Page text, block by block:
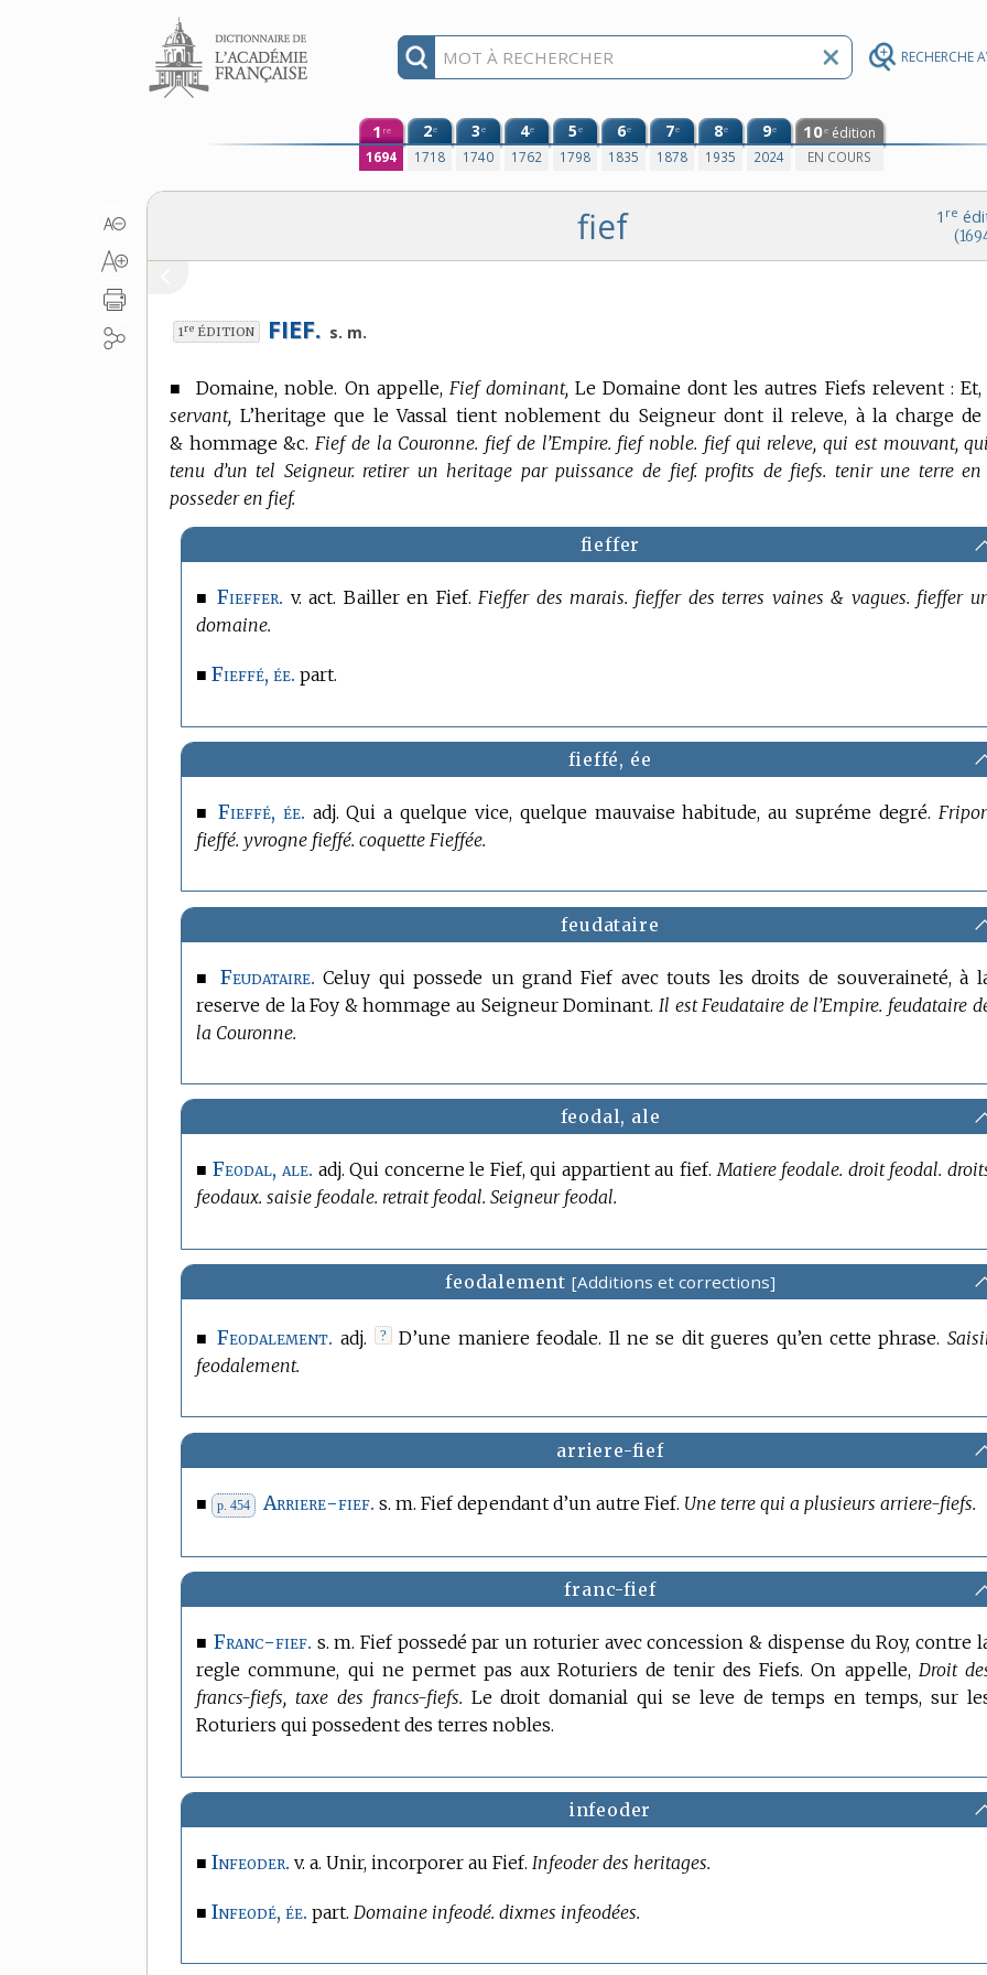
RECHERCHE
Aller au contenu
1 re
1694
2e
1718
3e
1740
4e
1762
5e
1798
6e
1835
7e
1878
8e
1935
9e
2024
10e édition
EN COURS
1 re
fief
1re ÉDITION FIEF. s. m.
■Domaine, noble. On appelle, Fief dominant, Le Domaine dont les autres Fiefs relevent : Et,
servant, L’heritage que le Vassal tient noblement du Seigneur dont il releve, à la charge
& hommage &c. Fief de la Couronne. fief de l’Empire. fief noble. fief qui releve, qui est mouvant,
tenu d’un tel Seigneur. retirer un heritage par puissance de fief. profits de fiefs. tenir une terre en
posseder en fief.
fieffer
■Fieffer. v. act. Bailler en Fief.Fieffer des marais. fieffer des terres vaines & vagues. fieffer
domaine.
■Fieffé, ée. part.
fieffé, ée
■ Fieffé, ée. adj. Qui a quelque vice, quelque mauvaise habitude, au supréme degré.
fieffé. yvrogne fieffé. coquette Fieffée.
feudataire
■ Feudataire. Celuy qui possede un grand Fief avec touts les droits de souveraineté, à
reserve de la Foy & hommage au Seigneur Dominant. Il est Feudataire de l’Empire. feudataire
la Couronne.
feodal, ale
■Feodal, ale. adj. Qui concerne le Fief, qui appartient au fief.Matiere feodale. droit feodal.
feodaux. saisie feodale. retrait feodal. Seigneur feodal.
feodalement [Additions et corrections]
■Feodalement. adj. ? D’une maniere feodale. Il ne se dit gueres qu’en cette phrase.
feodalement.
arriere-fief
■ p. 454 Arriere-fief. s. m. Fief dependant d’un autre Fief. Une terre qui a plusieurs arriere-fiefs.
franc-fief
■ Franc-fief. s. m. Fief possedé par un roturier avec concession & dispense du Roy, contre
regle commune, qui ne permet pas aux Roturiers de tenir des Fiefs. On appelle, Droit
francs-fiefs, taxe des francs-fiefs. Le droit domanial qui se leve de temps en temps, sur
Roturiers qui possedent des terres nobles.
infeoder
■Infeoder. v. a. Unir, incorporer au Fief. Infeoder des heritages.
■Infeodé, ée. part. Domaine infeodé. dixmes infeodées.